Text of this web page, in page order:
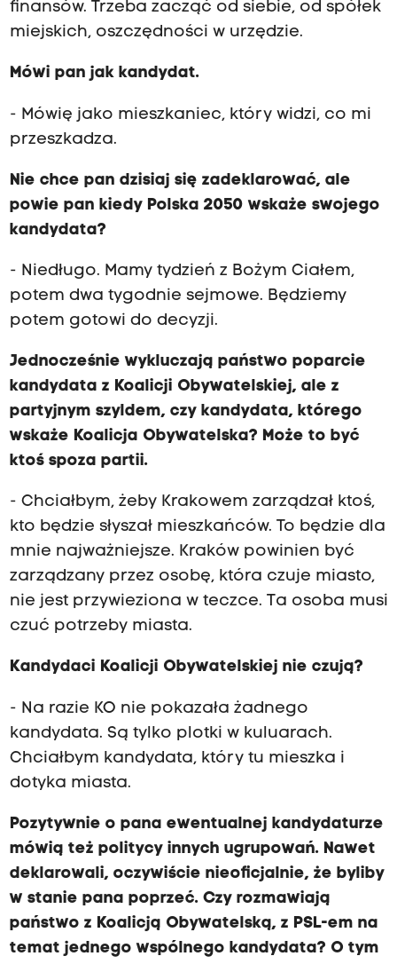
finansów. Trzeba zacząć od siebie, od spółek
miejskich, oszczędności w urzędzie.
Mówi pan jak kandydat.
- Mówię jako mieszkaniec, który widzi, co mi
przeszkadza.
Nie chce pan dzisiaj się zadeklarować, ale
powie pan kiedy Polska 2050 wskaże swojego
kandydata?
- Niedługo. Mamy tydzień z Bożym Ciałem,
potem dwa tygodnie sejmowe. Będziemy
potem gotowi do decyzji.
Jednocześnie wykluczają państwo poparcie
kandydata z Koalicji Obywatelskiej, ale z
partyjnym szyldem, czy kandydata, którego
wskaże Koalicja Obywatelska? Może to być
ktoś spoza partii.
- Chciałbym, żeby Krakowem zarządzał ktoś,
kto będzie słyszał mieszkańców. To będzie dla
mnie najważniejsze. Kraków powinien być
zarządzany przez osobę, która czuje miasto,
nie jest przywieziona w teczce. Ta osoba musi
czuć potrzeby miasta.
Kandydaci Koalicji Obywatelskiej nie czują?
- Na razie KO nie pokazała żadnego
kandydata. Są tylko plotki w kuluarach.
Chciałbym kandydata, który tu mieszka i
dotyka miasta.
Pozytywnie o pana ewentualnej kandydaturze
mówią też politycy innych ugrupowań. Nawet
deklarowali, oczywiście nieoficjalnie, że byliby
w stanie pana poprzeć. Czy rozmawiają
państwo z Koalicją Obywatelską, z PSL-em na
temat jednego wspólnego kandydata? O tym